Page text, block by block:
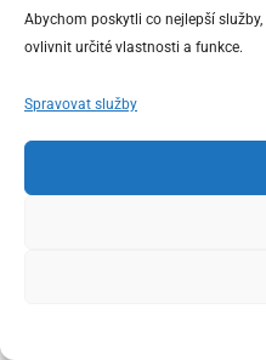
Abychom poskytli co nejlepší
ovlivnit určité vlastnosti a funkce.
Spravovat služby